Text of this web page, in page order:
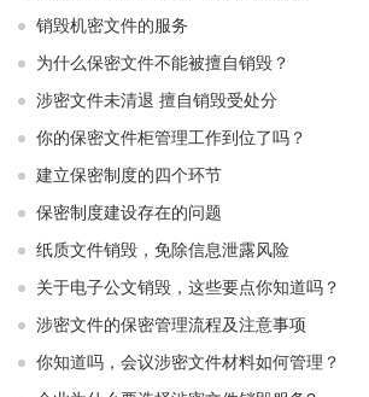
销毁机密文件的服务
为什么保密文件不能被擅自销毁？
涉密文件未清退 擅自销毁受处分
你的保密文件柜管理工作到位了吗？
建立保密制度的四个环节
保密制度建设存在的问题
纸质文件销毁，免除信息泄露风险
关于电子公文销毁，这些要点你知道吗？
涉密文件的保密管理流程及注意事项
你知道吗，会议涉密文件材料如何管理？